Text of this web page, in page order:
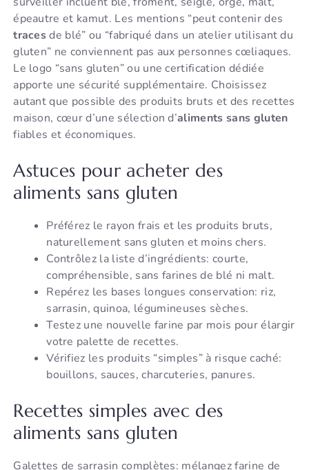
épeautre et kamut. Les mentions “peut contenir des
tracesde blé” ou “fabriqué dans un atelier utilisant du
gluten” ne conviennent pas aux personnes cœliaques.
Le logo “sans gluten” ou une certification dédiée
apporte une sécurité supplémentaire. Choisissez
autant que possible des produits bruts et des recettes
maison, cœur d’une sélection d’aliments sans gluten
fiables et économiques.
Astuces pour acheter des
aliments sans gluten
Préférez le rayon frais et les produits bruts,
naturellement sans gluten et moins chers.
Contrôlez la liste d’ingrédients: courte,
compréhensible, sans farines de blé ni malt.
Repérez les bases longues conservation: riz,
sarrasin, quinoa, légumineuses sèches.
Testez une nouvelle farine par mois pour élargir
votre palette de recettes.
Vérifiez les produits “simples” à risque caché:
bouillons, sauces, charcuteries, panures.
Recettes simples avec des
aliments sans gluten
Galettes de sarrasin complètes: mélangez farine de